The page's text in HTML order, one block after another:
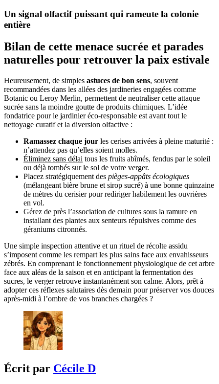
Un signal olfactif puissant qui rameute la colonie
entière
Bilan de cette menace sucrée et parades
naturelles pour retrouver la paix estivale
Heureusement, de simples astuces de bon sens, souvent
recommandées dans les allées des jardineries engagées comme
Botanic ou Leroy Merlin, permettent de neutraliser cette attaque
sucrée sans la moindre goutte de produits chimiques. L’idée
fondatrice pour le jardinier éco-responsable est avant tout le
nettoyage curatif et la diversion olfactive :
Ramassez chaque jour les cerises arrivées à pleine maturité :
n’attendez pas qu’elles soient molles.
Éliminez sans délai tous les fruits abîmés, fendus par le soleil
ou déjà tombés sur le sol de votre verger.
Placez stratégiquement des pièges-appâts écologiques
(mélangeant bière brune et sirop sucré) à une bonne quinzaine
de mètres du cerisier pour rediriger habilement les ouvrières
en vol.
Gérez de près l’association de cultures sous la ramure en
installant des plantes aux senteurs répulsives comme des
géraniums citronnés.
Une simple inspection attentive et un rituel de récolte assidu
s’imposent comme les rempart les plus sains face aux envahisseurs
zébrés. En comprenant le fonctionnement physiologique de cet arbre
face aux aléas de la saison et en anticipant la fermentation des
sucres, le verger retrouve instantanément son calme. Alors, prêt à
adopter ces réflexes salutaires dès demain pour préserver vos douces
après-midi à l’ombre de vos branches chargées ?
Écrit par Cécile D